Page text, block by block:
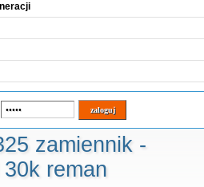
zamiennik -
reman